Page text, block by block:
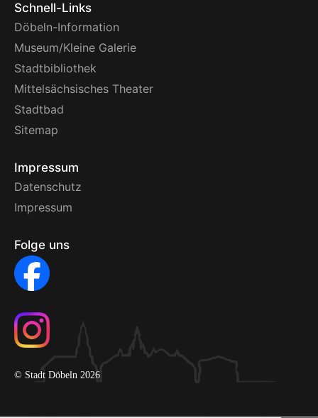
Schnell-Links
Döbeln-Information
Museum/Kleine Galerie
Stadtbibliothek
Mittelsächsisches Theater
Stadtbad
Sitemap
Impressum
Datenschutz
Impressum
Folge uns
© Stadt Döbeln 2026